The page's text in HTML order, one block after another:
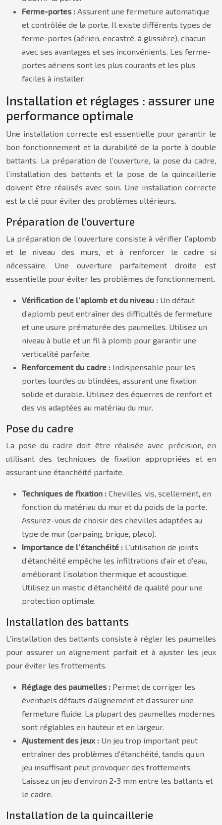
Ferme-portes : Assurent une fermeture automatique
et contrôlée de la porte. Il existe différents types de
ferme-portes (aérien, encastré, à glissière), chacun
avec ses avantages et ses inconvénients. Les ferme-
portes aériens sont les plus courants et les plus
faciles à installer.
Installation et réglages : assurer une
performance optimale
Une installation correcte est essentielle pour garantir le
bon fonctionnement et la durabilité de la porte à double
battants. La préparation de l’ouverture, la pose du cadre,
l’installation des battants et la pose de la quincaillerie
doivent être réalisés avec soin. Une installation correcte
est la clé pour éviter des problèmes ultérieurs.
Préparation de l’ouverture
La préparation de l’ouverture consiste à vérifier l’aplomb
et le niveau des murs, et à renforcer le cadre si
nécessaire. Une ouverture parfaitement droite est
essentielle pour éviter les problèmes de fonctionnement.
Vérification de l’aplomb et du niveau : Un défaut
d’aplomb peut entraîner des difficultés de fermeture
et une usure prématurée des paumelles. Utilisez un
niveau à bulle et un fil à plomb pour garantir une
verticalité parfaite.
Renforcement du cadre : Indispensable pour les
portes lourdes ou blindées, assurant une fixation
solide et durable. Utilisez des équerres de renfort et
des vis adaptées au matériau du mur.
Pose du cadre
La pose du cadre doit être réalisée avec précision, en
utilisant des techniques de fixation appropriées et en
assurant une étanchéité parfaite.
Techniques de fixation : Chevilles, vis, scellement, en
fonction du matériau du mur et du poids de la porte.
Assurez-vous de choisir des chevilles adaptées au
type de mur (parpaing, brique, placo).
Importance de l’étanchéité : L’utilisation de joints
d’étanchéité empêche les infiltrations d’air et d’eau,
améliorant l’isolation thermique et acoustique.
Utilisez un mastic d’étanchéité de qualité pour une
protection optimale.
Installation des battants
L’installation des battants consiste à régler les paumelles
pour assurer un alignement parfait et à ajuster les jeux
pour éviter les frottements.
Réglage des paumelles : Permet de corriger les
éventuels défauts d’alignement et d’assurer une
fermeture fluide. La plupart des paumelles modernes
sont réglables en hauteur et en largeur.
Ajustement des jeux : Un jeu trop important peut
entraîner des problèmes d’étanchéité, tandis qu’un
jeu insuffisant peut provoquer des frottements.
Laissez un jeu d’environ 2-3 mm entre les battants et
le cadre.
Installation de la quincaillerie